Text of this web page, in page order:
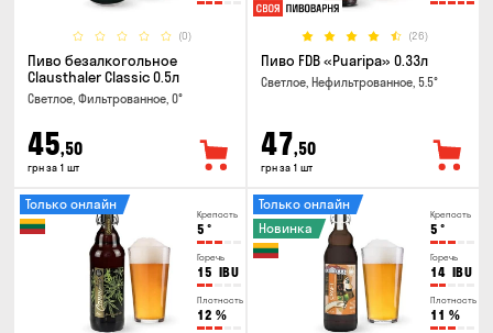
(0)
Пиво безалкогольное
Clausthaler Classic 0.5л
Светлое, Фильтрованное, 0°
45,50
грн за 1 шт
(26)
Пиво FDB «Puaripa» 0.33л
Светлое, Нефильтрованное, 5.5°
47,50
грн за 1 шт
Крепость
5 °
Горечь
15 IBU
Плотность
12 %
Только онлайн
Крепость
5 °
Горечь
14 IBU
Плотность
11 %
Только онлайн
Новинка